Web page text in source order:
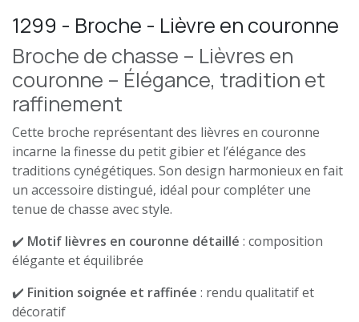
1299 - Broche - Lièvre en couronne
Broche de chasse – Lièvres en
couronne – Élégance, tradition et
raffinement
Cette broche représentant des lièvres en couronne
incarne la finesse du petit gibier et l’élégance des
traditions cynégétiques. Son design harmonieux en fait
un accessoire distingué, idéal pour compléter une
tenue de chasse avec style.
✔️ Motif lièvres en couronne détaillé : composition
élégante et équilibrée
✔️ Finition soignée et raffinée : rendu qualitatif et
décoratif